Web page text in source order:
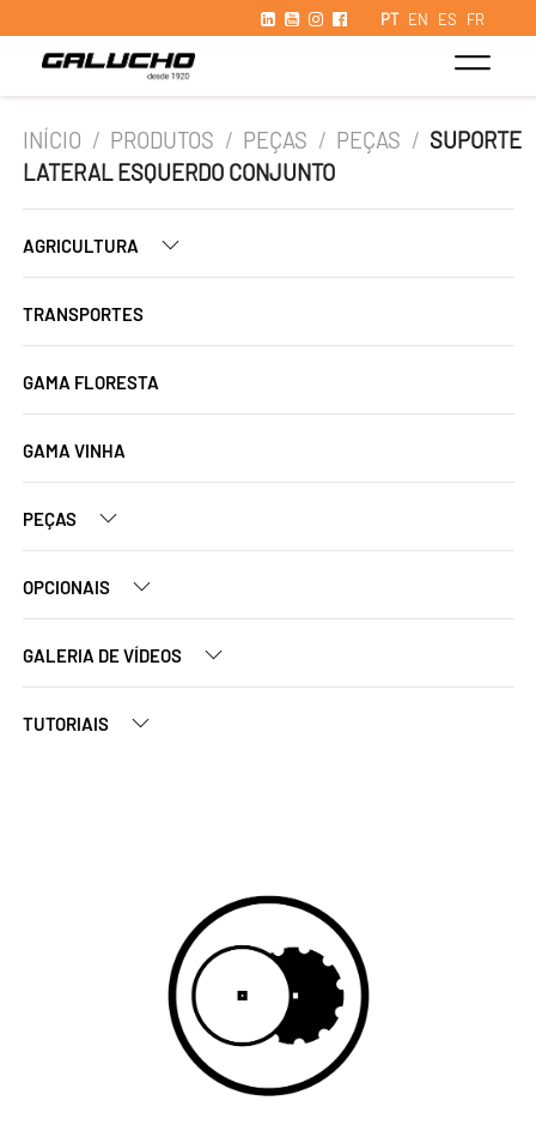
PT EN ES FR
INÍCIO / PRODUTOS / PEÇAS / PEÇAS / SUPORTE
LATERAL ESQUERDO CONJUNTO
AGRICULTURA
TRANSPORTES
GAMA FLORESTA
GAMA VINHA
PEÇAS
OPCIONAIS
GALERIA DE VÍDEOS
TUTORIAIS